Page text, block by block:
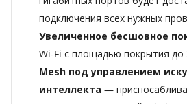
подключения всех нужных
Увеличенное бесшовное
Wi-Fi с площадью покрытия до
Mesh под управлением
интеллекта —